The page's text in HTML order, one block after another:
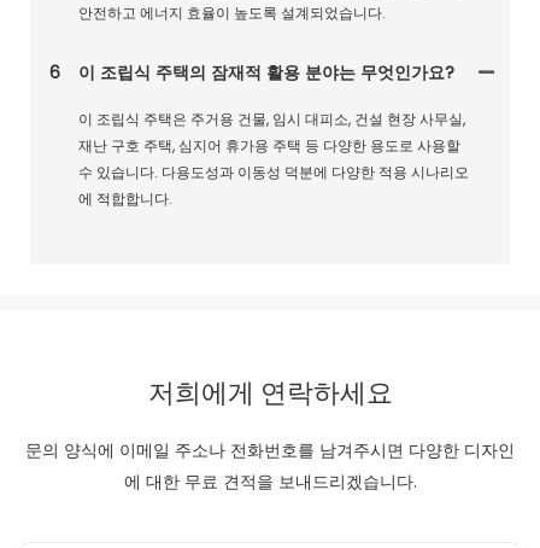
안전하고 에너지 효율이 높도록 설계되었습니다.
6 이 조립식 주택의 잠재적 활용 분야는 무엇인가요?
이 조립식 주택은 주거용 건물, 임시 대피소, 건설 현장 사무실,
재난 구호 주택, 심지어 휴가용 주택 등 다양한 용도로 사용할
수 있습니다. 다용도성과 이동성 덕분에 다양한 적용 시나리오
에 적합합니다.
저희에게 연락하세요
문의 양식에 이메일 주소나 전화번호를 남겨주시면 다양한 디자인
에 대한 무료 견적을 보내드리겠습니다.